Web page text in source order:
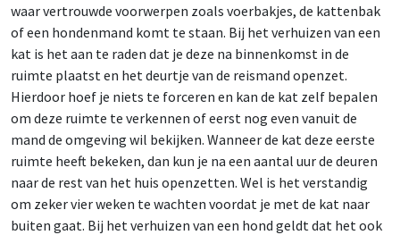
waar vertrouwde voorwerpen zoals voerbakjes, de kattenbak
of een hondenmand komt te staan. Bij het verhuizen van een
kat is het aan te raden dat je deze na binnenkomst in de
ruimte plaatst en het deurtje van de reismand openzet.
Hierdoor hoef je niets te forceren en kan de kat zelf bepalen
om deze ruimte te verkennen of eerst nog even vanuit de
mand de omgeving wil bekijken. Wanneer de kat deze eerste
ruimte heeft bekeken, dan kun je na een aantal uur de deuren
naar de rest van het huis openzetten. Wel is het verstandig
om zeker vier weken te wachten voordat je met de kat naar
buiten gaat. Bij het verhuizen van een hond geldt dat het ook